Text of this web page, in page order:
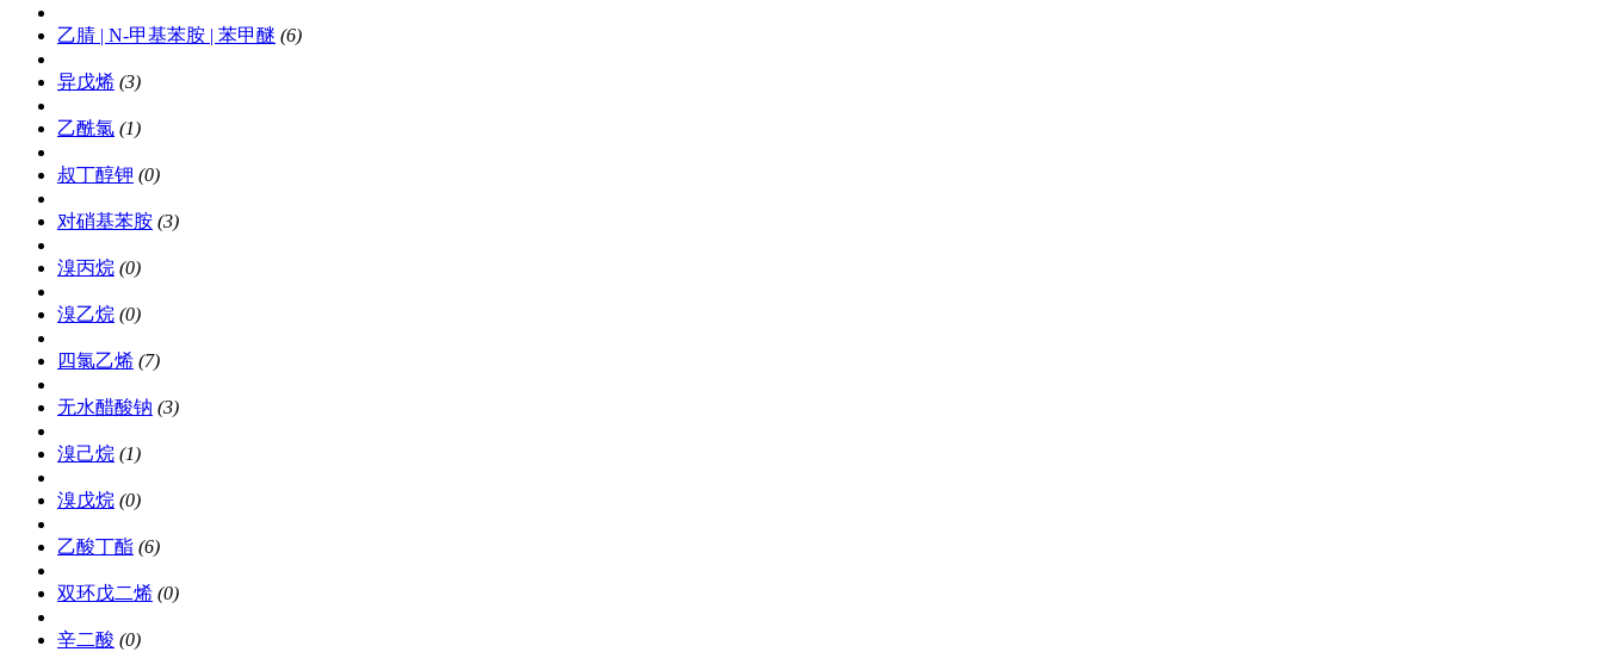
乙腈 | N-甲基苯胺 | 苯甲醚 (6)
异戊烯 (3)
乙酰氯 (1)
叔丁醇钾 (0)
对硝基苯胺 (3)
溴丙烷 (0)
溴乙烷 (0)
四氯乙烯 (7)
无水醋酸钠 (3)
溴己烷 (1)
溴戊烷 (0)
乙酸丁酯 (6)
双环戊二烯 (0)
辛二酸 (0)